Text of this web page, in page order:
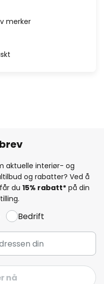
merker
aktuelle interiør- og
og rabatter? Ved å
du 15% rabatt* på din
Bedrift
nå